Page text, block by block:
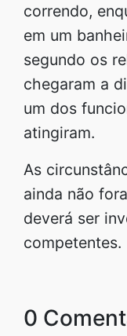
correndo,
em um
segundo os
chegaram a
um dos
atingiram.
As
ainda não
deverá ser
competentes.
0